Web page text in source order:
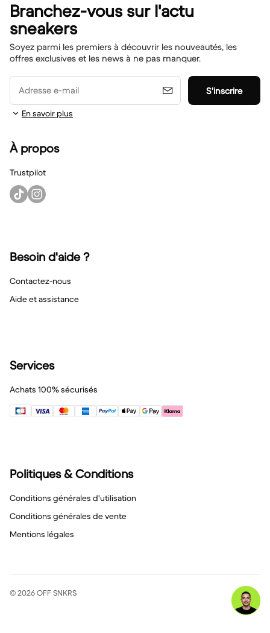
Branchez-vous sur l'actu
sneakers
Soyez parmi les premiers à découvrir les nouveautés, les
offres exclusives et les news à ne pas manquer.
Adresse e-mail S'inscrire
En savoir plus
À propos
Trustpilot
Besoin d'aide ?
Contactez-nous
Aide et assistance
Services
Achats 100% sécurisés
Politiques & Conditions
Conditions générales d'utilisation
Conditions générales de vente
Mentions légales
© 2026 OFF SNKRS